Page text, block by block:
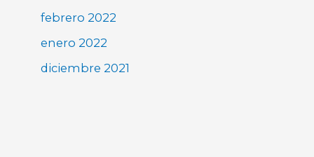
febrero 2022
enero 2022
diciembre 2021